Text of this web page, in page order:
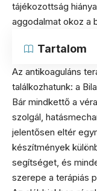
tájékozottság
aggodalmat okoz a
Tartalom
Az antikoaguláns
találkozhatunk: a
Bár mindkettő a
szolgál,
jelentősen eltér
készítmények
segítséget, és
szerepe a terápiás